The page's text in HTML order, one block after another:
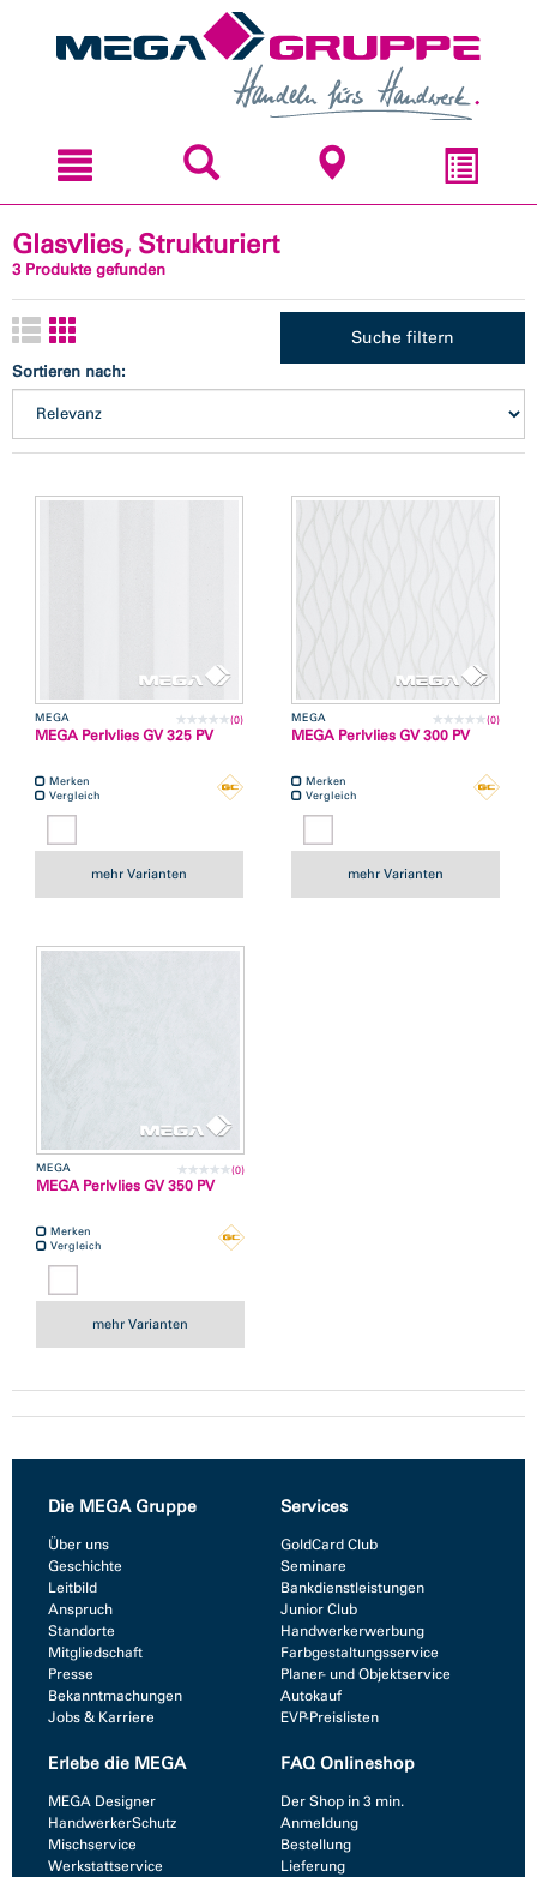
Glasvlies, Strukturiert
3 Produkte gefunden
Suche filtern
Sortieren nach:
MEGA (0)
MEGA Perlvlies GV 325 PV
Merken
Vergleich
mehr Varianten
MEGA (0)
MEGA Perlvlies GV 300 PV
Merken
Vergleich
mehr Varianten
MEGA (0)
MEGA Perlvlies GV 350 PV
Merken
Vergleich
mehr Varianten
Die MEGA Gruppe
Über uns
Geschichte
Leitbild
Anspruch
Standorte
Mitgliedschaft
Presse
Bekanntmachungen
Jobs & Karriere
Services
GoldCard Club
Seminare
Bankdienstleistungen
Junior Club
Handwerkerwerbung
Farbgestaltungsservice
Planer- und Objektservice
Autokauf
EVP-Preislisten
Erlebe die MEGA
MEGA Designer
HandwerkerSchutz
Mischservice
Werkstattservice
FAQ Onlineshop
Der Shop in 3 min.
Anmeldung
Bestellung
Lieferung